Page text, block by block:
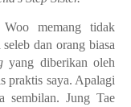
memang tidak
dan orang biasa
yang diberikan oleh
praktis saya. Apalagi
sembilan. Jung Tae